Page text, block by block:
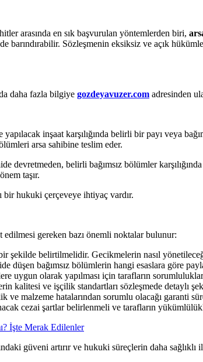
arasında en sık başvurulan yöntemlerden biri,
Sözleşmenin eksiksiz ve açık
daha fazla bilgiye gozdeyavuzer.com adresinden
yapılacak inşaat karşılığında belirli bir payı veya
arsa sahibine teslim eder.
devretmeden, belirli bağımsız bölümler
taşır.
bir hukuki çerçeveye ihtiyaç vardır.
edilmesi gereken bazı önemli noktalar bulunur:
şekilde belirtilmelidir. Gecikmelerin nasıl
düşen bağımsız bölümlerin hangi esaslara göre
uygun olarak yapılması için tarafların
kalitesi ve işçilik standartları sözleşmede detaylı
ve malzeme hatalarından sorumlu olacağı garanti
cezai şartlar belirlenmeli ve tarafların
İşte Merak Edilenler
güveni artırır ve hukuki süreçlerin daha sağlıklı